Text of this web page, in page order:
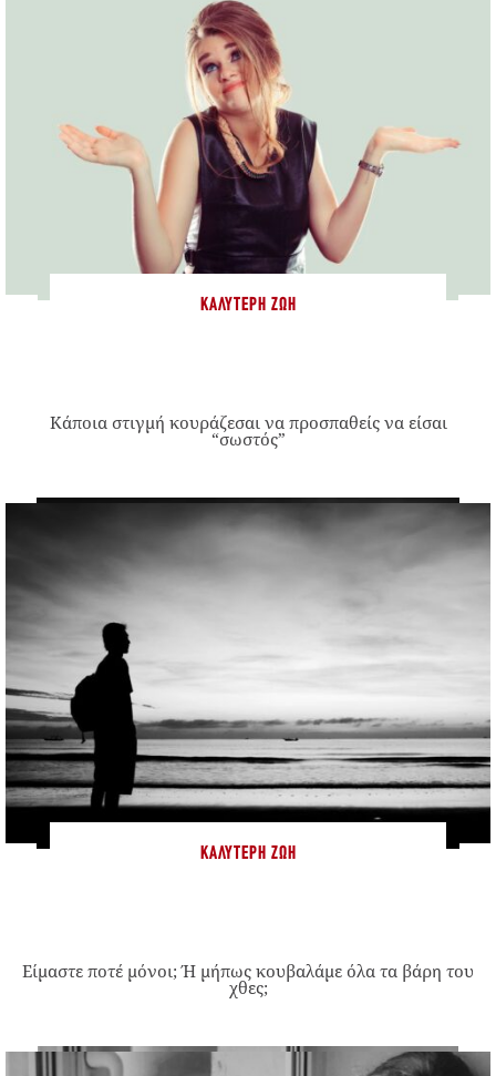
ΚΑΛΎΤΕΡΗ ΖΩΉ
Κάποια στιγμή κουράζεσαι να προσπαθείς να είσαι
“σωστός”
ΚΑΛΎΤΕΡΗ ΖΩΉ
Είμαστε ποτέ μόνοι; Ή μήπως κουβαλάμε όλα τα βάρη του
χθες;